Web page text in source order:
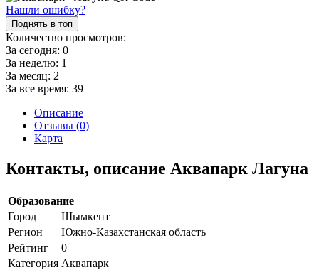
Нашли ошибку?
Поднять в топ
Количество просмотров:
За сегодня: 0
За неделю: 1
За месяц: 2
За все время: 39
Описание
Отзывы (0)
Карта
Контакты, описание Аквапарк Лагуна
Образование
Город
Шымкент
Регион
Южно-Казахстанская область
Рейтинг
0
Категория Аквапарк